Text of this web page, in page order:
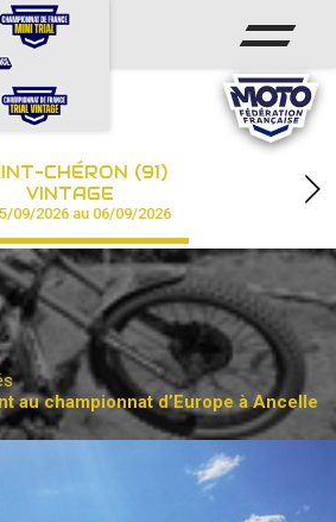
CHÉRON (91)
VINTAGE
09/2026 au 06/09/2026
au championnat d’Europe à Ancelle